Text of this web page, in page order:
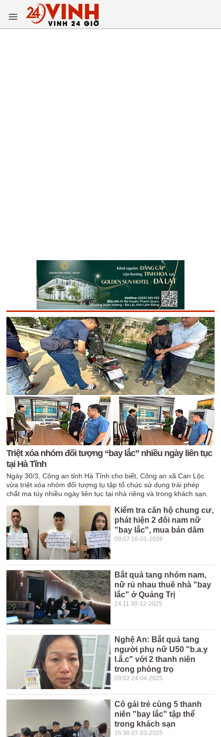
Triệt xóa nhóm đối tượng “bay lắc” nhiều ngày liên tục
tại Hà Tĩnh
Ngày 30/3, Công an tỉnh Hà Tĩnh cho biết, Công an xã Can Lộc
vừa triệt xóa nhóm đối tượng tụ tập tổ chức sử dụng trái phép
chất ma túy nhiều ngày liên tục tại nhà riêng và trong khách sạn.
Kiểm tra căn hộ chung cư,
phát hiện 2 đôi nam nữ
"bay lắc", mua bán dâm
09:07 16-01-2026
Bắt quả tang nhóm nam,
nữ rủ nhau thuê nhà "bay
lắc" ở Quảng Trị
14:11 30-12-2025
Nghệ An: Bắt quả tang
người phụ nữ U50 "b.a.y
l.ắ.c" với 2 thanh niên
trong phòng trọ
09:02 24-04-2025
Cô gái trẻ cùng 5 thanh
niên "bay lắc" tập thể
trong khách sạn
16:38 07-03-2025